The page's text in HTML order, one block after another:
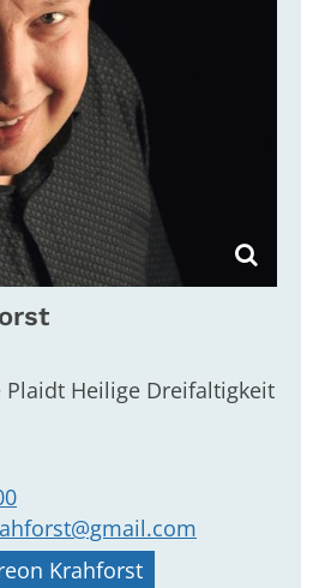
Heilige Dreifaltigkeit
Krahforst